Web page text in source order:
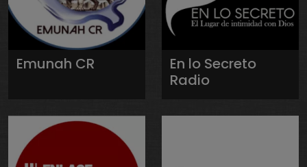
Emunah CR
En lo Secreto
Radio